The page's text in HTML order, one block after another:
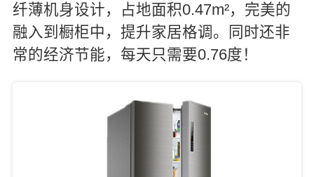
纤薄机身设计，占地面积0.47m²，完美的
融入到橱柜中，提升家居格调。同时还非
常的经济节能，每天只需要0.76度！